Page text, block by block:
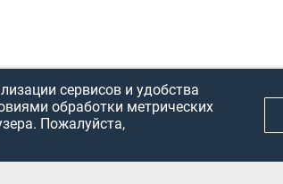
сервисов и удобства
обработки метрических
Пожалуйста,